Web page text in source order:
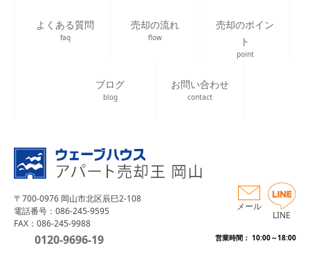
よくある質問
faq
売却の流れ
flow
売却のポイン
ト
point
ブログ
blog
お問い合わせ
contact
〒700-0976 岡山市北区辰巳2-108
電話番号：086-245-9595
FAX：086-245-9988
0120-9696-19 営業時間： 10:00～18:00
メール
LINE